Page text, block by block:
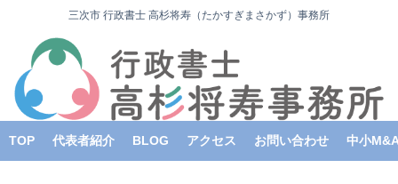
三次市 行政書士 高杉将寿（たかすぎまさかず）事務所
TOP 代表者紹介 BLOG アクセス お問い合わせ 中小